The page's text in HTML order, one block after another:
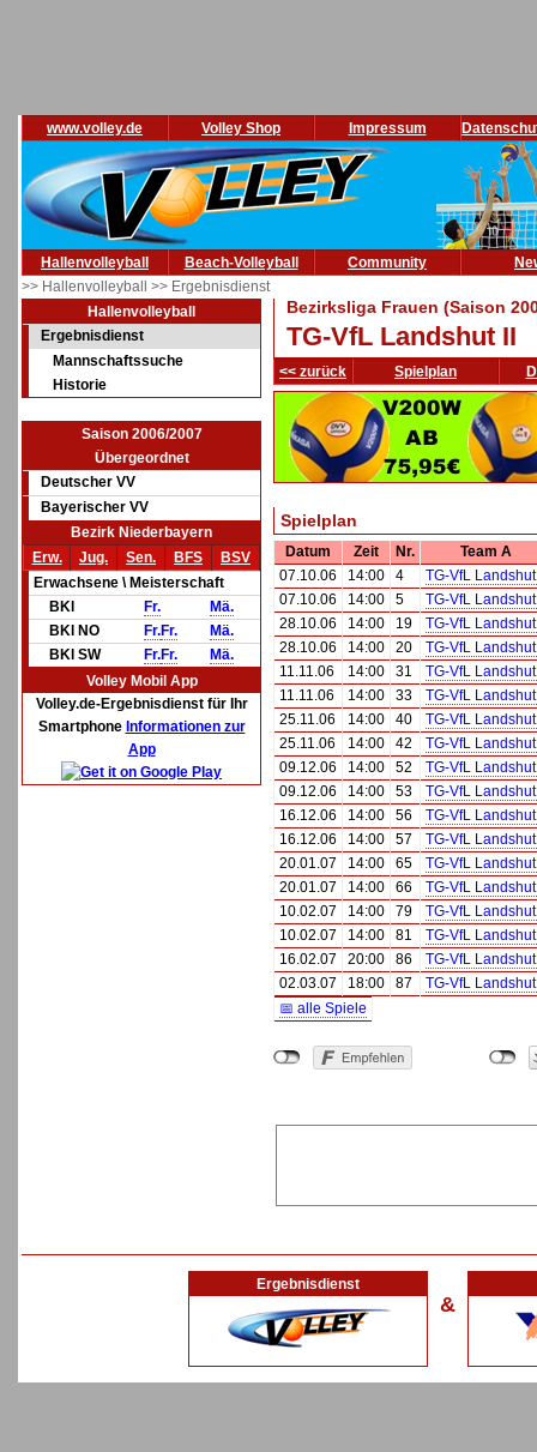
www.volley.de Volley Shop Impressum
Hallenvolleyball Beach-Volleyball Community
>> Hallenvolleyball >> Ergebnisdienst
Hallenvolleyball
Ergebnisdienst
Mannschaftssuche
Historie
Saison 2006/2007
Übergeordnet
Deutscher VV
Bayerischer VV
Bezirk Niederbayern
Erw.
Jug. Sen. BFS
BSV
Erwachsene \ Meisterschaft
BKl
Fr.
Mä.
BKl NO
Fr.Fr.
Mä.
BKl SW
Fr.Fr.
Mä.
Volley Mobil App
Volley.de-Ergebnisdienst für Ihr
Smartphone Informationen zur
App
Bezirksliga Frauen (Saison
TG-VfL Landshut II
<< zurück Spielplan
Spielplan
Datum Zeit Nr.
Team A
07.10.06
14:00 4
TG-VfL
07.10.06
14:00 5
TG-VfL
28.10.06
14:00 19
TG-VfL
28.10.06
14:00 20
TG-VfL
11.11.06
14:00 31
TG-VfL
11.11.06
14:00 33
TG-VfL
25.11.06
14:00 40
TG-VfL
25.11.06
14:00 42
TG-VfL
09.12.06
14:00 52
TG-VfL
09.12.06
14:00 53
TG-VfL
16.12.06
14:00 56
TG-VfL
16.12.06
14:00 57
TG-VfL
20.01.07
14:00 65
TG-VfL
20.01.07
14:00 66
TG-VfL
10.02.07
14:00 79
TG-VfL
10.02.07
14:00 81
TG-VfL
16.02.07
20:00 86
TG-VfL
02.03.07
18:00 87
TG-VfL
📅 alle Spiele
Ergebnisdienst
&